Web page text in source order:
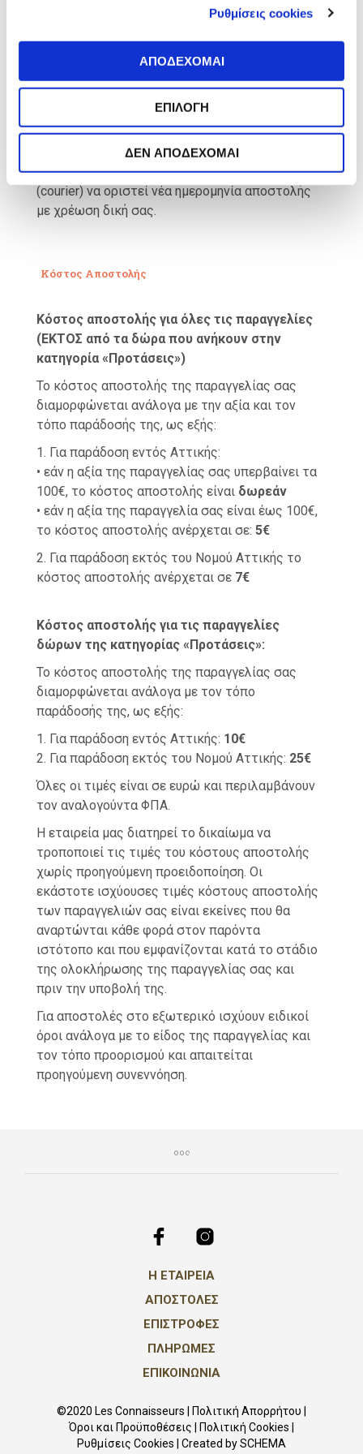
Ρυθμίσεις cookies
ΑΠΟΔΕΧΟΜΑΙ
ΕΠΙΛΟΓΗ
ΔΕΝ ΑΠΟΔΕΧΟΜΑΙ
χρέωση. Εάν, ωστόσο, το προϊόν έχει
να ορίσετε νέα ημερομηνία αποστολής και
ενημερώσετε σχετικά μέσω αποστολής
ηλεκτρονικού μηνύματος (email) στο
info@lesconnaisseurs.grή τηλεφωνικά στο 210
72 39195 και κατόπιν επικοινωνίας μας με την
συνεργαζόμενη εταιρία ταχυμεταφορών
(courier) να οριστεί νέα ημερομηνία αποστολής
με χρέωση δική σας.
Κόστος Αποστολής
Κόστος αποστολής για όλες τις παραγγελίες
(ΕΚΤΟΣ από τα δώρα που ανήκουν στην
κατηγορία «Προτάσεις»)
Το κόστος αποστολής της παραγγελίας σας
διαμορφώνεται ανάλογα με την αξία και τον
τόπο παράδοσής της, ως εξής:
1. Για παράδοση εντός Αττικής:
• εάν η αξία της παραγγελίας σας υπερβαίνει τα
100€, το κόστος αποστολής είναι δωρεάν
• εάν η αξία της παραγγελία σας είναι έως 100€,
το κόστος αποστολής ανέρχεται σε: 5€
2. Για παράδοση εκτός του Νομού Αττικής το
κόστος αποστολής ανέρχεται σε 7€
Κόστος αποστολής για τις παραγγελίες
δώρων της κατηγορίας «Προτάσεις»:
Το κόστος αποστολής της παραγγελίας σας
διαμορφώνεται ανάλογα με τον τόπο
παράδοσής της, ως εξής:
1. Για παράδοση εντός Αττικής: 10€
2. Για παράδοση εκτός του Νομού Αττικής: 25€
Όλες οι τιμές είναι σε ευρώ και περιλαμβάνουν
τον αναλογούντα ΦΠΑ.
Η εταιρεία μας διατηρεί το δικαίωμα να
τροποποιεί τις τιμές του κόστους αποστολής
χωρίς προηγούμενη προειδοποίηση. Οι
εκάστοτε ισχύουσες τιμές κόστους αποστολής
των παραγγελιών σας είναι εκείνες που θα
αναρτώνται κάθε φορά στον παρόντα
ιστότοπο και που εμφανίζονται κατά το στάδιο
της ολοκλήρωσης της παραγγελίας σας και
πριν την υποβολή της.
Για αποστολές στο εξωτερικό ισχύουν ειδικοί
όροι ανάλογα με το είδος της παραγγελίας και
τον τόπο προορισμού και απαιτείται
προηγούμενη συνεννόηση.
Η ΕΤΑΙΡΕΙΑ
ΑΠΟΣΤΟΛΕΣ
ΕΠΙΣΤΡΟΦΕΣ
ΠΛΗΡΩΜΕΣ
ΕΠΙΚΟΙΝΩΝΙΑ
©2020 Les Connaisseurs | Πολιτική Απορρήτου
Όροι και Προϋποθέσεις
Πολιτική Cookies
Ρυθμίσεις Cookies | Created bySCHEMA